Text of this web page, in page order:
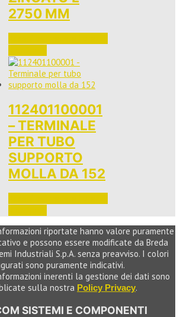
2750 MM
112401100001
– TERMINALE
PER TUBO
SUPPORTO
MOLLA DA 152
riportate hanno valore puramente
e possono essere modificate da Breda
Industriali S.p.A. senza preavviso. I colori
sono puramente indicativi.
inerenti la gestione dei dati sono
sulla nostra Policy Privacy.
SISTEMI E COMPONENTI